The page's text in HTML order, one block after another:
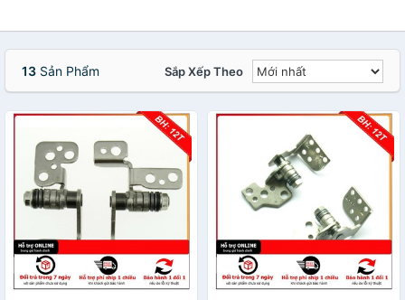
13 Sản Phẩm Sắp Xếp Theo